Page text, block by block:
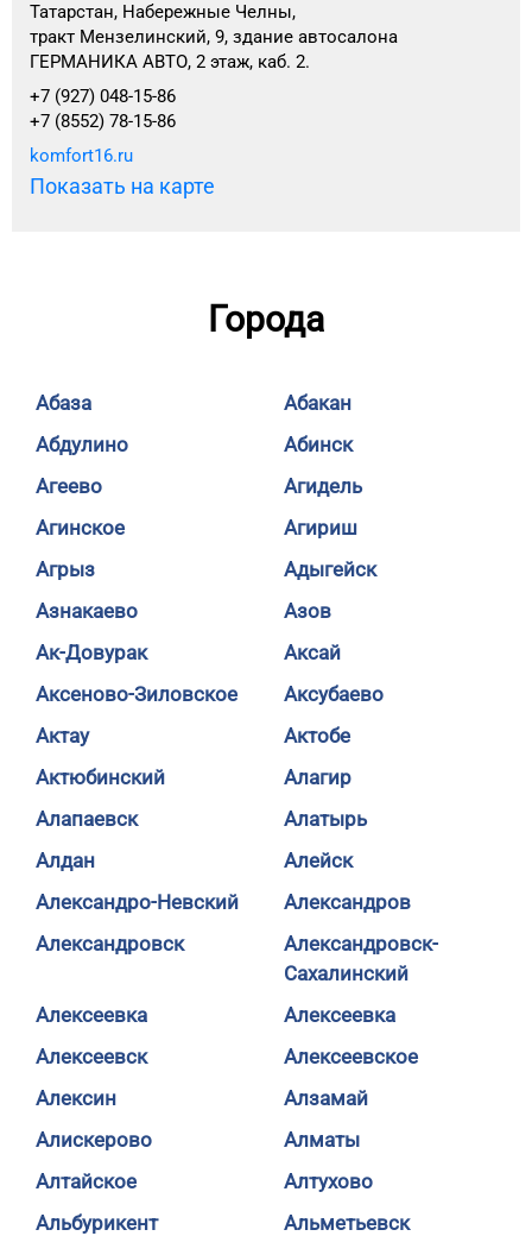
Татарстан, Набережные Челны,
тракт Мензелинский, 9, здание автосалона
ГЕРМАНИКА АВТО, 2 этаж, каб. 2.
+7 (927) 048-15-86
+7 (8552) 78-15-86
komfort16.ru
Показать на карте
Города
Абаза
Абакан
Абдулино
Абинск
Агеево
Агидель
Агинское
Агириш
Агрыз
Адыгейск
Азнакаево
Азов
Ак-Довурак
Аксай
Аксеново-Зиловское
Аксубаево
Актау
Актобе
Актюбинский
Алагир
Алапаевск
Алатырь
Алдан
Алейск
Александро-Невский
Александров
Александровск
Александровск-
Сахалинский
Алексеевка
Алексеевка
Алексеевск
Алексеевское
Алексин
Алзамай
Алискерово
Алматы
Алтайское
Алтухово
Альбурикент
Альметьевск